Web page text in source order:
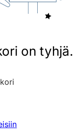
on tyhjä.